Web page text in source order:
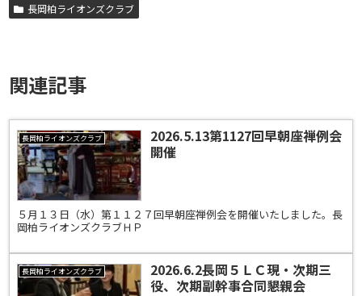
長岡柏ライオンズクラブ
関連記事
長岡柏ライオンズクラブ
2026.5.13第1127回早朝座禅例会
開催
５月１３日（水）第１１２７回早朝座禅例会を開催いたしました。長
岡柏ライオンズクラブＨＰ
長岡柏ライオンズクラブ
2026.6.2長岡５ＬＣ現・次期三
役、次期副幹事合同懇親会